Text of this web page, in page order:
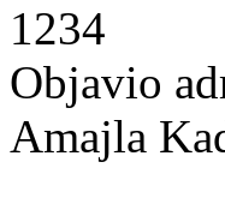
1234
Objavio
Amajla